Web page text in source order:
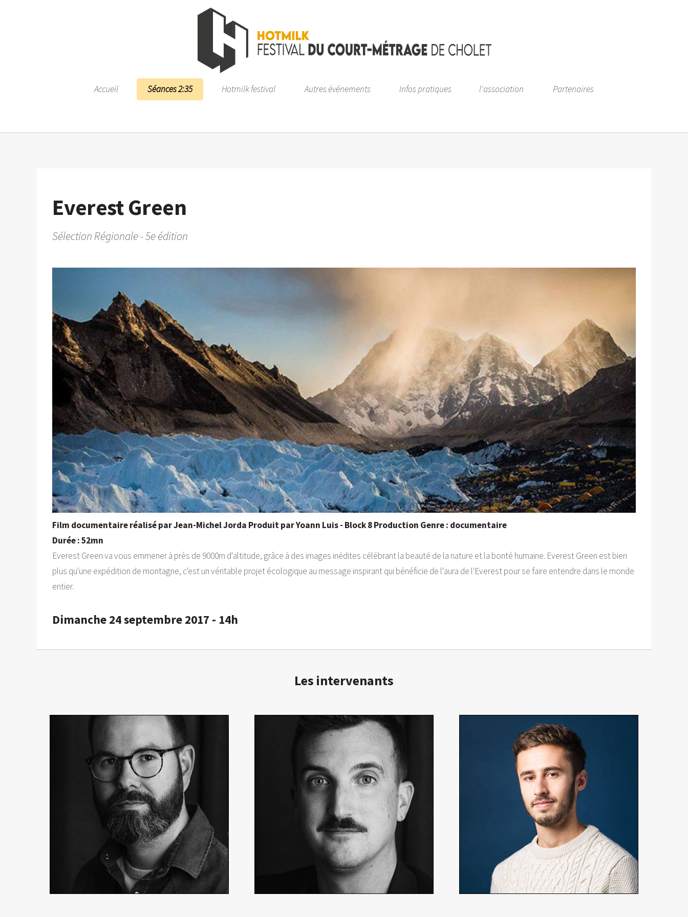
Accueil Séances 2:35 Hotmilk festival Autres événements Infos pratiques l'association Partenaires
Everest Green
Sélection Régionale - 5e édition
Film documentaire réalisé par Jean-Michel Jorda Produit par Yoann Luis - Block 8 Production Genre : documentaire
Durée : 52mn
Everest Green va vous emmener à près de 9000m d'altitude, grâce à des images inédites célébrant la beauté de la nature et la bonté humaine. Everest Green est bien
plus qu'une expédition de montagne, c'est un véritable projet écologique au message inspirant qui bénéficie de l'aura de l'Everest pour se faire entendre dans le monde
entier.
Dimanche 24 septembre 2017 - 14h
Les intervenants
Producteur, réalisateur
En détails
Axel Zeiliger
Producteur, réalisateur
En détails
Robin Pogorzelski
Réalisateur, chef opérateur
En détails